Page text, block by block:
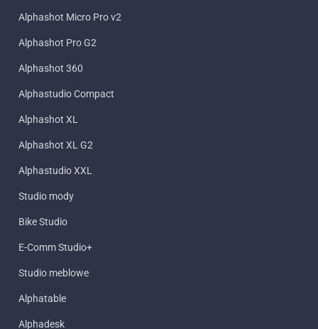
Alphashot Micro Pro v2
Alphashot Pro G2
Alphashot 360
Alphastudio Compact
Alphashot XL
Alphashot XL G2
Alphastudio XXL
Studio mody
Bike Studio
E-Comm Studio+
Studio meblowe
Alphatable
Alphadesk